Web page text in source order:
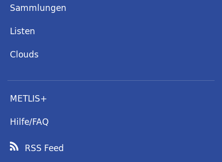
Sammlungen
Listen
Clouds
METLIS+
Hilfe/FAQ
RSS Feed